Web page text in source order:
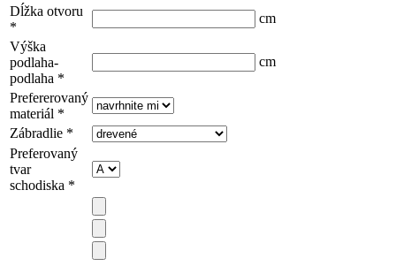
Dĺžka otvoru
*
cm
Výška
podlaha-
podlaha *
cm
Prefererovaný
materiál *
Zábradlie *
Preferovaný
tvar
schodiska *